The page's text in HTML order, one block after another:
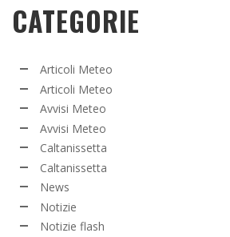
CATEGORIE
Articoli Meteo
Articoli Meteo
Avvisi Meteo
Avvisi Meteo
Caltanissetta
Caltanissetta
News
Notizie
Notizie flash